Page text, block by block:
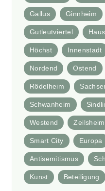
Gallus Ginnheim
Gutleutviertel
Höchst Innenstadt
Nordend Ostend
Rödelheim
Schwanheim
Westend Zeilsheim
Smart City Europa
Antisemitismus
Kunst Beteiligung